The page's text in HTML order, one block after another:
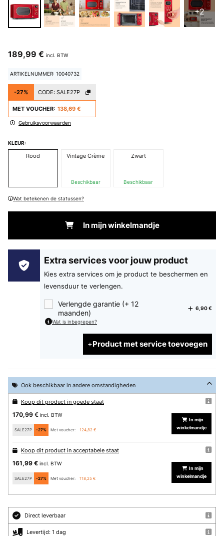
+2
189,99 € incl. BTW
ARTIKELNUMMER: 10040732
-27% CODE: SALE27P
MET VOUCHER: 138,69 €
Gebruiksvoorwaarden
KLEUR:
Rood Vintage Crème
Beschikbaar
Zwart
Beschikbaar
Wat betekenen de statussen?
In mijn winkelmandje
Extra services voor jouw product
Kies extra services om je product te beschermen en
levensduur te verlengen.
Verlengde garantie (+ 12
maanden)
6,90 €
Wat is inbegrepen?
Product met service toevoegen
Ook beschikbaar in andere omstandigheden
Koop dit product in goede staat
170,99 € incl. BTW
SALE27P -27% Met voucher: 124,82 €
In mijn
winkelmandje
Koop dit product in acceptabele staat
161,99 € incl. BTW
SALE27P -27% Met voucher: 118,25 €
In mijn
winkelmandje
Direct leverbaar
Levertijd: 1 dag